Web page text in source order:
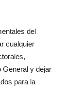
del
cualquier
General y dejar
para la